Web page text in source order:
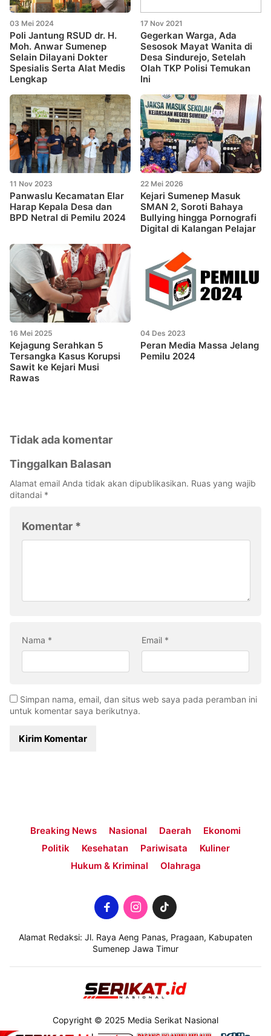
03 Mei 2024
Poli Jantung RSUD dr. H.
Moh. Anwar Sumenep
Selain Dilayani Dokter
Spesialis Serta Alat Medis
Lengkap
17 Nov 2021
Gegerkan Warga, Ada
Sesosok Mayat Wanita di
Desa Sindurejo, Setelah
Olah TKP Polisi Temukan
Ini
11 Nov 2023
Panwaslu Kecamatan Elar
Harap Kepala Desa dan
BPD Netral di Pemilu 2024
22 Mei 2026
Kejari Sumenep Masuk
SMAN 2, Soroti Bahaya
Bullying hingga Pornografi
Digital di Kalangan Pelajar
16 Mei 2025
Kejagung Serahkan 5
Tersangka Kasus Korupsi
Sawit ke Kejari Musi
Rawas
04 Des 2023
Peran Media Massa Jelang
Pemilu 2024
Tidak ada komentar
Tinggalkan Balasan
Alamat email Anda tidak akan dipublikasikan. Ruas yang wajib
ditandai *
Komentar *
Nama * Email *
Simpan nama, email, dan situs web saya pada peramban ini
untuk komentar saya berikutnya.
Breaking News Nasional Daerah
Ekonomi
Politik
Kesehatan Pariwisata
Kuliner
Hukum & Kriminal
Olahraga
Alamat Redaksi: Jl. Raya Aeng Panas, Pragaan, Kabupaten
Sumenep Jawa Timur
Copyright © 2025 Media Serikat Nasional